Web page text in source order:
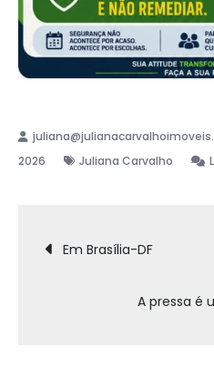
2026
Juliana Carvalho
Em Brasília-DF
A pressa é